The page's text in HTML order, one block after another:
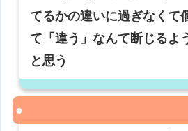
てるかの違いに過ぎなくて
て「違う」なんて断じるよ
と思う